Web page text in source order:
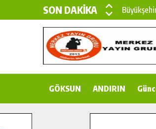
SON DAKİKA
Çin’den
Gençler
GÖKSUN ANDIRIN